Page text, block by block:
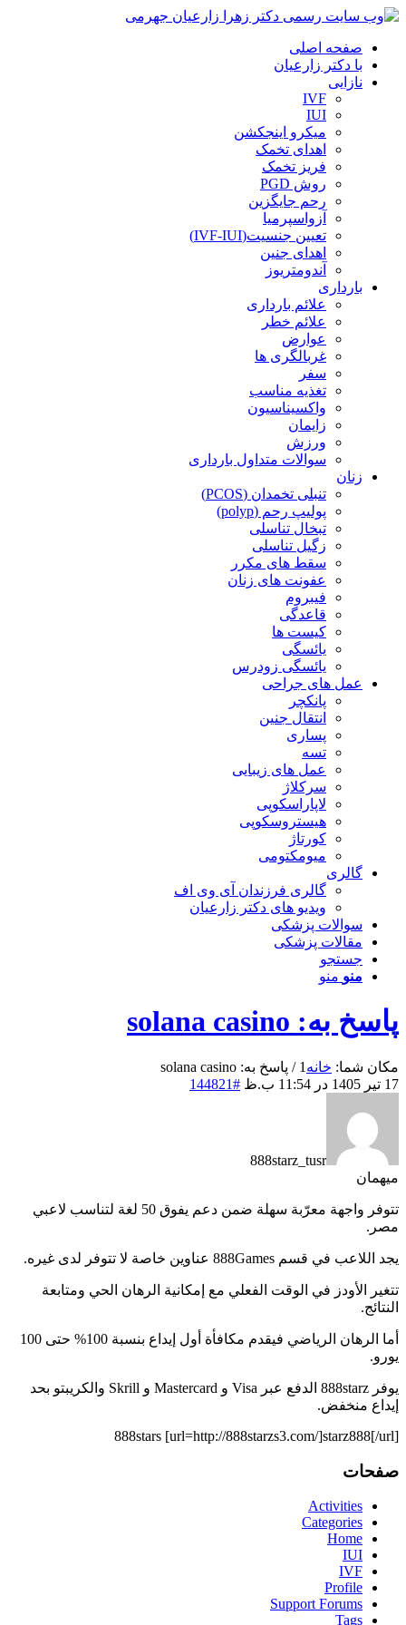
صفحه اصلی
با دکتر زارعیان
نازایی
IVF
IUI
میکرو اینجکشن
اهدای تخمک
فریز تخمک
روش PGD
رحم جایگزین
آزواسپرمیا
تعیین جنسیت(IVF-IUI)
اهدای جنین
آندومتریوز
بارداری
علائم بارداری
علائم خطر
عوارض
غربالگری ها
سفر
تغذیه مناسب
واکسیناسیون
زایمان
ورزش
سوالات متداول بارداری
زنان
تنبلی تخمدان (PCOS)
پولیپ رحم (polyp)
تبخال تناسلی
زگیل تناسلی
سقط های مکرر
عفونت های زنان
فیبروم
قاعدگی
کیست ها
یائسگی
یائسگی زودرس
عمل های جراحی
پانکچر
انتقال جنین
پساری
تسه
عمل های زیبایی
سرکلاژ
لاپاراسکوپی
هیستروسکوپی
کورتاژ
میومکتومی
گالری
گالری فرزندان آی وی اف
ویدیو های دکتر زارعیان
سوالات پزشکی
مقالات پزشکی
جستجو
منو منو
پاسخ به: solana casino
مکان شما: خانه 1
/ پاسخ به: solana casino
17 تیر 1405 در 11:54 ب.ظ
#144821
888starz_tusr
میهمان
تتوفر واجهة معرّبة سهلة ضمن دعم يفوق 50 لغة لتناسب لاعبي
مصر.
يجد اللاعب في قسم 888Games عناوين خاصة لا تتوفر لدى غيره.
تتغير الأودز في الوقت الفعلي مع إمكانية الرهان الحي ومتابعة
النتائج.
أما الرهان الرياضي فيقدم مكافأة أول إيداع بنسبة 100% حتى 100
يورو.
يوفر 888starz الدفع عبر Visa و Mastercard و Skrill والكريبتو بحد
إيداع منخفض.
888stars [url=http://888starzs3.com/]starz888[/url]
صفحات
Activities
Categories
Home
IUI
IVF
Profile
Support Forums
Tags